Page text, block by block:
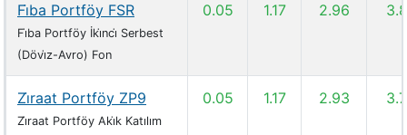
Fi̇ba Portföy FSR
Fi̇ba Portföy İki̇nci̇ Serbest
(Dövi̇z-Avro) Fon
0.05 1.17 2.96
Zi̇raat Portföy ZP9
Zi̇raat Portföy Aki̇k Katılım
0.05 1.17 2.93